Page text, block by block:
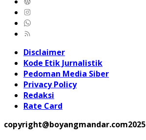
Disclaimer
Kode Etik Jurnalistik
Pedoman Media Siber
Privacy Policy
Redaksi
Rate Card
copyright@boyangmandar.com2025